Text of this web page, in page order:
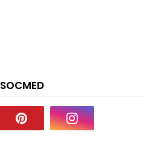
SOCMED